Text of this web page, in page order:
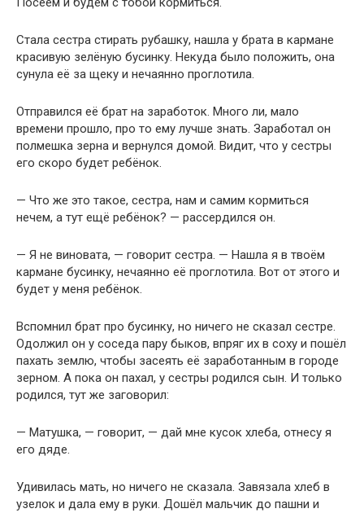
Стала сестра стирать рубашку, нашла у брата в кармане
красивую зелёную бусинку. Некуда было положить, она
сунула её за щеку и нечаянно проглотила.
Отправился её брат на заработок. Много ли, мало
времени прошло, про то ему лучше знать. Заработал он
полмешка зерна и вернулся домой. Видит, что у сестры
его скоро будет ребёнок.
— Что же это такое, сестра, нам и самим кормиться
нечем, а тут ещё ребёнок? — рассердился он.
— Я не виновата, — говорит сестра. — Нашла я в твоём
кармане бусинку, нечаянно её проглотила. Вот от этого и
будет у меня ребёнок.
Вспомнил брат про бусинку, но ничего не сказал сестре.
Одолжил он у соседа пару быков, впряг их в соху и пошёл
пахать землю, чтобы засеять её заработанным в городе
зерном. А пока он пахал, у сестры родился сын. И только
родился, тут же заговорил:
— Матушка, — говорит, — дай мне кусок хлеба, отнесу я
его дяде.
Удивилась мать, но ничего не сказала. Завязала хлеб в
узелок и дала ему в руки. Дошёл мальчик до пашни и